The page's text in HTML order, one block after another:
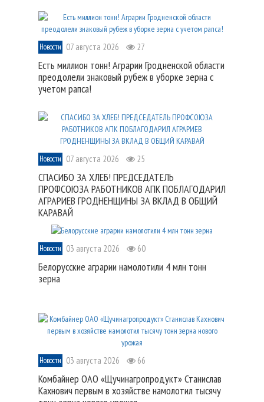
Новости 07 августа 2026 27
Есть миллион тонн! Аграрии Гродненской области
преодолели знаковый рубеж в уборке зерна с
учетом рапса!
Новости 07 августа 2026 25
СПАСИБО ЗА ХЛЕБ! ПРЕДСЕДАТЕЛЬ
ПРОФСОЮЗА РАБОТНИКОВ АПК ПОБЛАГОДАРИЛ
АГРАРИЕВ ГРОДНЕНЩИНЫ ЗА ВКЛАД В ОБЩИЙ
КАРАВАЙ
Новости 03 августа 2026 60
Белорусские аграрии намолотили 4 млн тонн
зерна
Новости 03 августа 2026 66
Комбайнер ОАО «Щучинагропродукт» Станислав
Кахнович первым в хозяйстве намолотил тысячу